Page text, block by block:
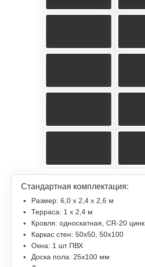
Стандартная комплектация:
Размер: 6,0 х 2,4 х 2,6 м
Терраса: 1 x 2,4 м
Кровля: односкатная, СR-20 цинк
Каркас стен: 50х50, 50х100
Окна: 1 шт ПВХ
Доска пола: 25х100 мм